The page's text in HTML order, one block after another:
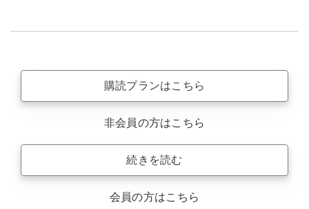
購読プランはこちら
非会員の方はこちら
続きを読む
会員の方はこちら